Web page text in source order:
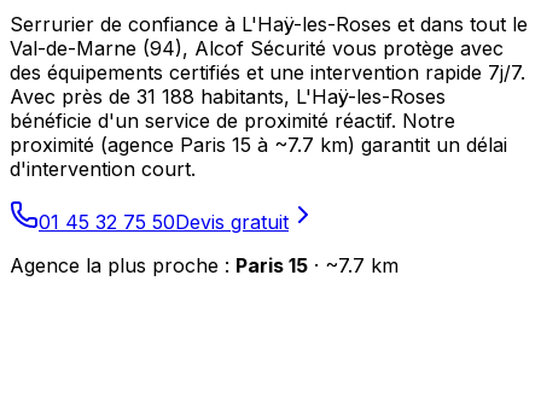
Serrurier de confiance à L'Haÿ-les-Roses et dans tout le
Val-de-Marne (94), Alcof Sécurité vous protège avec
des équipements certifiés et une intervention rapide 7j/7.
Avec près de 31 188 habitants, L'Haÿ-les-Roses
bénéficie d'un service de proximité réactif. Notre
proximité (agence Paris 15 à ~7.7 km) garantit un délai
d'intervention court.
01 45 32 75 50Devis gratuit
Agence la plus proche : Paris 15 · ~7.7 km